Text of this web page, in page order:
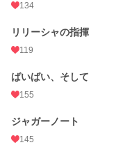
134
リリーシャの指揮
119
ばいばい、そして
155
ジャガーノート
145